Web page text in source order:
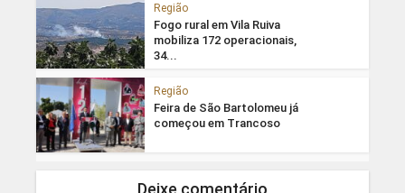
Região
Fogo rural em Vila Ruiva
mobiliza 172 operacionais,
34...
Região
Feira de São Bartolomeu já
começou em Trancoso
Deixe comentário